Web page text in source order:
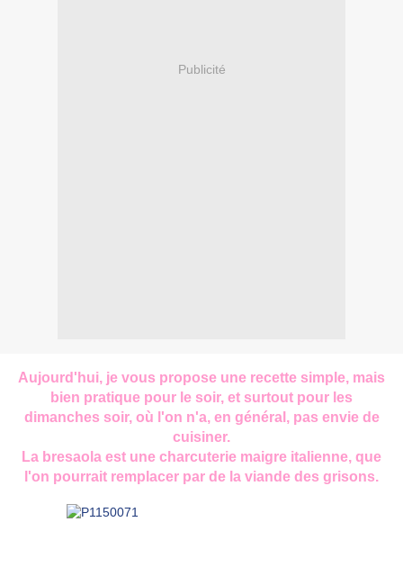
Publicité
Aujourd'hui, je vous propose une recette simple, mais
bien pratique pour le soir, et surtout pour les
dimanches soir, où l'on n'a, en général, pas envie de
cuisiner.
La bresaola est une charcuterie maigre italienne, que
l'on pourrait remplacer par de la viande des grisons.